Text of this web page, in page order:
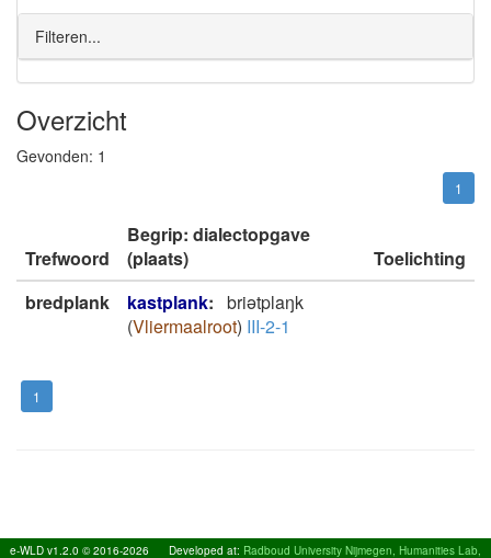
Filteren...
Overzicht
Gevonden: 1
1
Trefwoord
Begrip: dialectopgave
(plaats)
Toelichting
bredplank
kastplank: briətplaŋk
(Vliermaalroot) III-2-1
1
e-WLD v1.2.0 © 2016-2026 Developed at: Radboud University Nijmegen, Humanities Lab,